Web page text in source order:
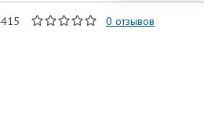
0 отзывов